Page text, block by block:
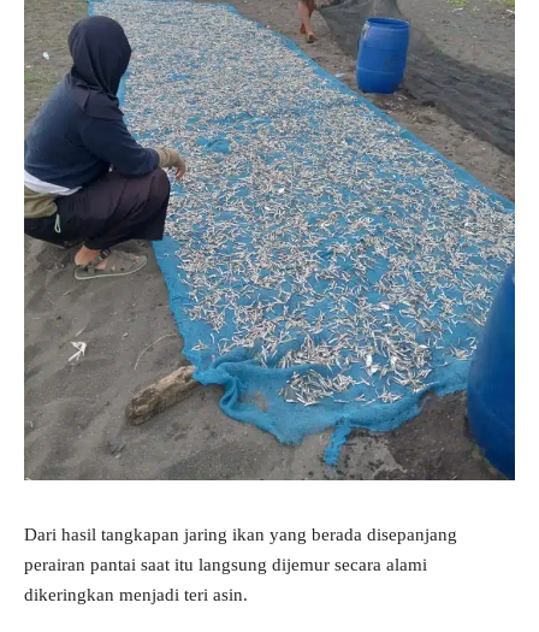
Dari hasil tangkapan jaring ikan yang berada disepanjang
perairan pantai saat itu langsung dijemur secara alami
dikeringkan menjadi teri asin.